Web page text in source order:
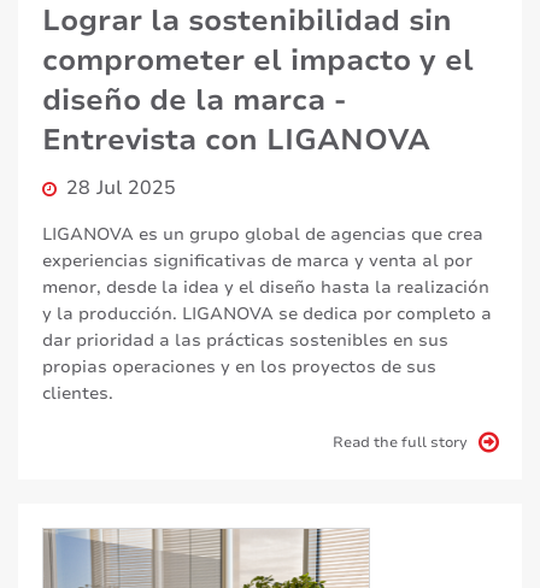
Lograr la sostenibilidad sin
comprometer el impacto y el
diseño de la marca -
Entrevista con LIGANOVA
28 Jul 2025
LIGANOVA es un grupo global de agencias que crea
experiencias significativas de marca y venta al por
menor, desde la idea y el diseño hasta la realización
y la producción. LIGANOVA se dedica por completo a
dar prioridad a las prácticas sostenibles en sus
propias operaciones y en los proyectos de sus
clientes.
Read the full story